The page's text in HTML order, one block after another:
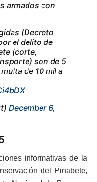
armados con
(Decreto
el delito de
(corte,
son de 5
de 10 mil a
December 6,
informativas de la
del Pinabete,